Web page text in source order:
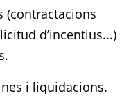
(contractacions
d’incentius...)
i liquidacions.